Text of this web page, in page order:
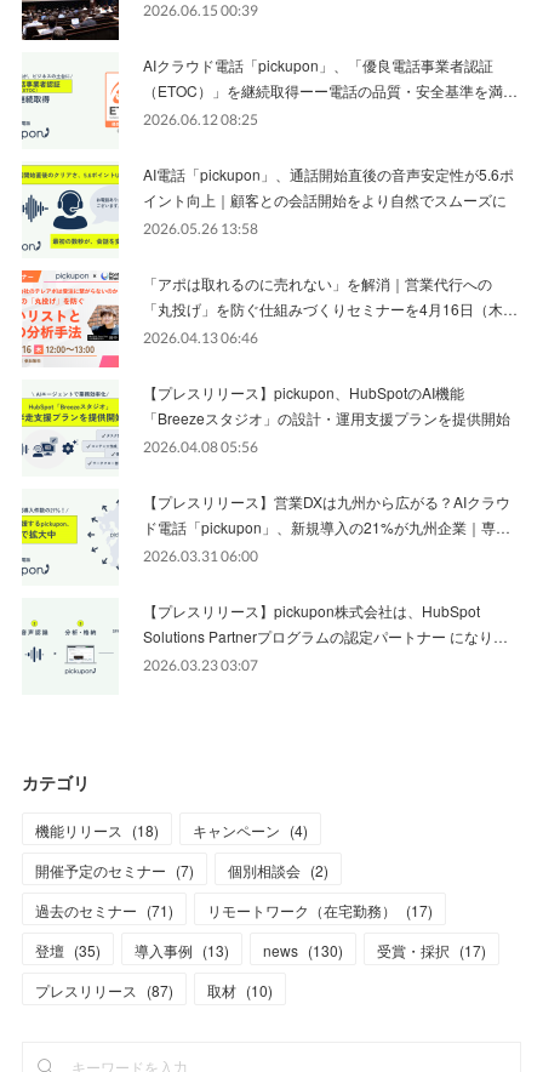
2026.06.15 00:39
AIクラウド電話「pickupon」、「優良電話事業者認証
（ETOC）」を継続取得ーー電話の品質・安全基準を満…
2026.06.12 08:25
AI電話「pickupon」、通話開始直後の音声安定性が5.6ポ
イント向上｜顧客との会話開始をより自然でスムーズに
2026.05.26 13:58
「アポは取れるのに売れない」を解消｜営業代行への
「丸投げ」を防ぐ仕組みづくりセミナーを4月16日（木…
2026.04.13 06:46
【プレスリリース】pickupon、HubSpotのAI機能
「Breezeスタジオ」の設計・運用支援プランを提供開始
2026.04.08 05:56
【プレスリリース】営業DXは九州から広がる？AIクラウ
ド電話「pickupon」、新規導入の21%が九州企業｜専…
2026.03.31 06:00
【プレスリリース】pickupon株式会社は、HubSpot
Solutions Partnerプログラムの認定パートナー になり…
2026.03.23 03:07
カテゴリ
機能リリース (18) キャンペーン (4)
開催予定のセミナー (7) 個別相談会 (2)
過去のセミナー (71) リモートワーク（在宅勤務） (17)
登壇 (35) 導入事例 (13) news (130) 受賞・採択 (17)
プレスリリース
(87) 取材 (10)